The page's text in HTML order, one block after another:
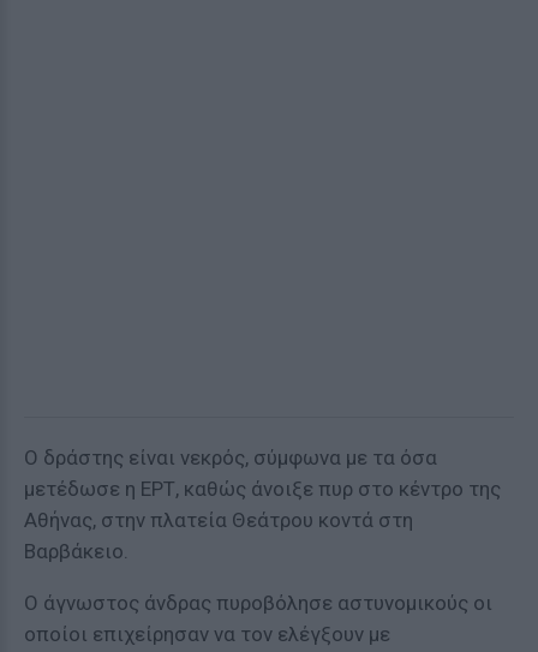
Ο δράστης είναι νεκρός, σύμφωνα με τα όσα
μετέδωσε η ΕΡΤ, καθώς άνοιξε πυρ στο κέντρο της
Αθήνας, στην πλατεία Θεάτρου κοντά στη
Βαρβάκειο.
Ο άγνωστος άνδρας πυροβόλησε αστυνομικούς οι
οποίοι επιχείρησαν να τον ελέγξουν με